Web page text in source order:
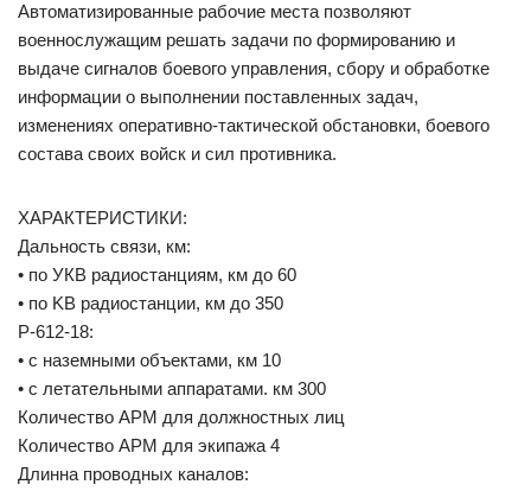
Автоматизированные рабочие места позволяют
военнослужащим решать задачи по формированию и
выдаче сигналов боевого управления, сбору и обработке
информации о выполнении поставленных задач,
изменениях оперативно-тактической обстановки, боевого
состава своих войск и сил противника.
ХАРАКТЕРИСТИКИ:
Дальность связи, км:
• по УКВ радиостанциям, км до 60
• по KB радиостанции, км до 350
Р-612-18:
• с наземными объектами, км 10
• с летательными аппаратами. км 300
Количество АРМ для должностных лиц
Количество АРМ для экипажа 4
Длинна проводных каналов: